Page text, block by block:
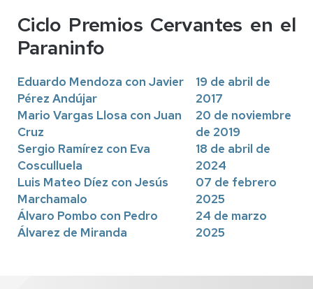
Ciclo Premios Cervantes en el
Paraninfo
Eduardo Mendoza con Javier
Pérez Andújar
19 de abril de
2017
Mario Vargas Llosa con Juan
Cruz
20 de noviembre
de 2019
Sergio Ramírez con Eva
Cosculluela
18 de abril de
2024
Luis Mateo Díez con Jesús
Marchamalo
07 de febrero
2025
Álvaro Pombo con Pedro
Álvarez de Miranda
24 de marzo
2025